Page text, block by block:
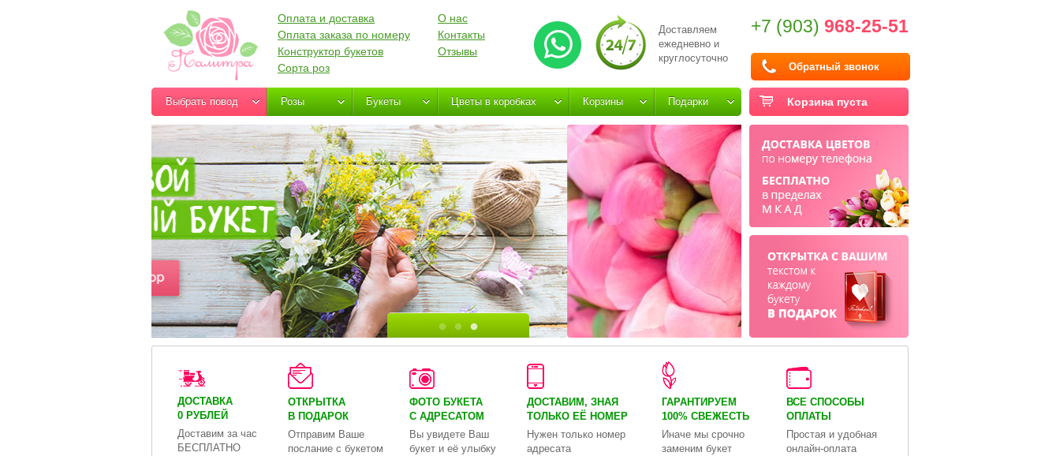
Доставляем
ежедневно и
круглосуточно
+7 (903) 968-25-51
Обратный звонок
Оплата и доставка
Оплата заказа по номеру
Конструктор букетов
Сорта роз
О нас
Контакты
Отзывы
Корзина пуста
Выбрать повод Розы Букеты Цветы в коробках Корзины Подарки
ДОСТАВКА
0 РУБЛЕЙ
Доставим за час
БЕСПЛАТНО
ОТКРЫТКА
В ПОДАРОК
Отправим Ваше
послание с букетом
ФОТО БУКЕТА
С АДРЕСАТОМ
Вы увидете Ваш
букет и её улыбку
ДОСТАВИМ, ЗНАЯ
ТОЛЬКО ЕЁ НОМЕР
Нужен только номер
адресата
ГАРАНТИРУЕМ
100% СВЕЖЕСТЬ
Иначе мы срочно
заменим букет
ВСЕ СПОСОБЫ
ОПЛАТЫ
Простая и удобная
онлайн-оплата